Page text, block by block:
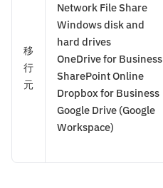
移
行
元
Network File Share
Windows disk and
hard drives
OneDrive for Business
SharePoint Online
Dropbox for Business
Google Drive (Google
Workspace)